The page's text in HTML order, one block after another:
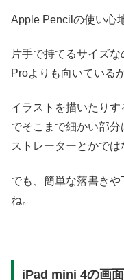
Apple Pencilの使い心
片手で持てるサイズ
Proよりも向いている
イラストを描いたり
でそこまで細かい部
ストレーターとかでは
でも、簡単な落書き
ね。
iPad mini 4の画